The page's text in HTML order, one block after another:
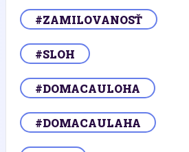
#ZAMILOVANOSŤ
#SLOH
#DOMACAULOHA
#DOMACAULAHA